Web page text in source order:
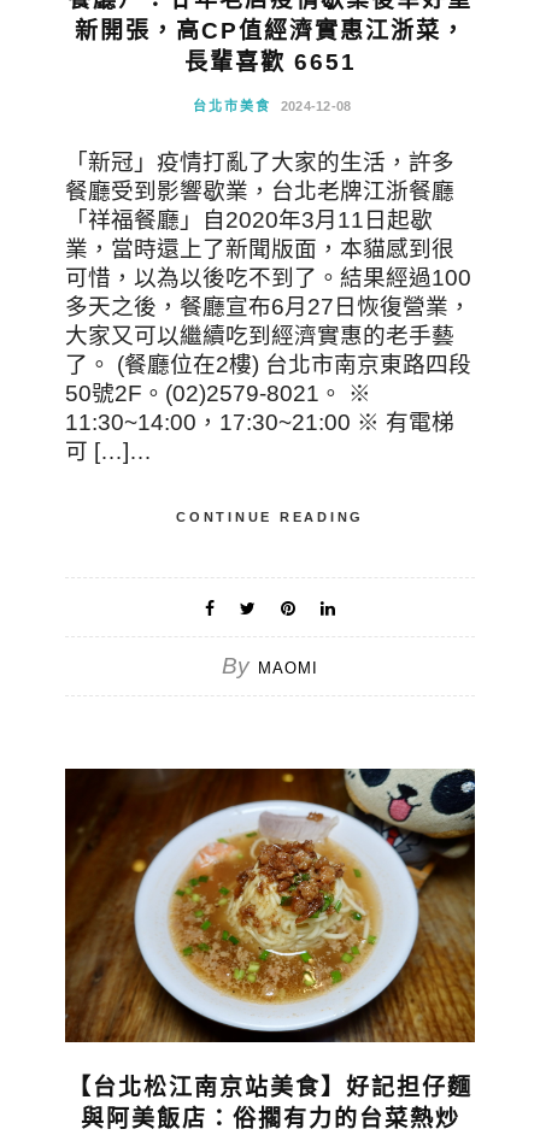
新開張，高CP值經濟實惠江浙菜，
長輩喜歡 6651
台北市美食 2024-12-08
「新冠」疫情打亂了大家的生活，許多
餐廳受到影響歇業，台北老牌江浙餐廳
「祥福餐廳」自2020年3月11日起歇
業，當時還上了新聞版面，本貓感到很
可惜，以為以後吃不到了。結果經過100
多天之後，餐廳宣布6月27日恢復營業，
大家又可以繼續吃到經濟實惠的老手藝
了。 (餐廳位在2樓) 台北市南京東路四段
50號2F。(02)2579-8021。 ※
11:30~14:00，17:30~21:00 ※ 有電梯
可 […]…
CONTINUE READING
By MAOMI
【台北松江南京站美食】好記担仔麵
與阿美飯店：俗擱有力的台菜熱炒